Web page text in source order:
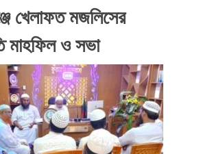
খেলাফত মজলিসের
মাহফিল ও সভা